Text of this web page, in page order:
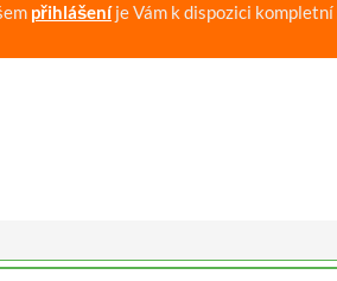
přihlášeníje Vám k dispozici